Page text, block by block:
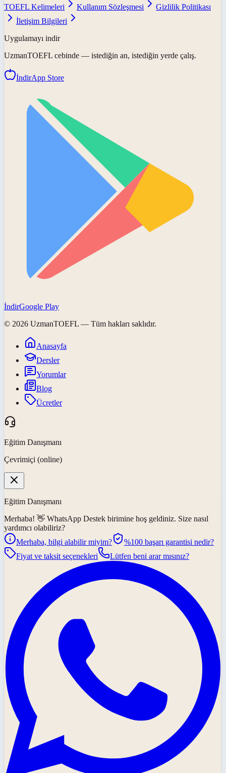
TOEFL Kelimeleri
Kullanım Sözleşmesi
Gizlilik Politikası
İletişim Bilgileri
Uygulamayı indir
UzmanTOEFL cebinde — istediğin an, istediğin yerde çalış.
İndirApp Store
İndirGoogle Play
© 2026 UzmanTOEFL — Tüm hakları saklıdır.
Anasayfa
Dersler
Yorumlar
Blog
Ücretler
Eğitim Danışmanı
Çevrimiçi (online)
Eğitim Danışmanı
Merhaba! 👋 WhatsApp Destek birimine hoş geldiniz. Size nasıl
yardımcı olabiliriz?
Merhaba, bilgi alabilir miyim?
%100 başarı garantisi nedir?
Fiyat ve taksit seçenekleri
Lütfen beni arar mısınız?